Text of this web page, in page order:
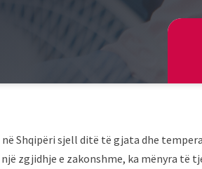
në Shqipëri sjell ditë të gjata dhe
një zgjidhje e zakonshme, ka mënyra të